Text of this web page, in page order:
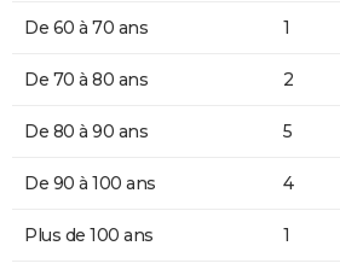
De 60 à 70 ans 1
De 70 à 80 ans 2
De 80 à 90 ans 5
De 90 à 100 ans 4
Plus de 100 ans 1